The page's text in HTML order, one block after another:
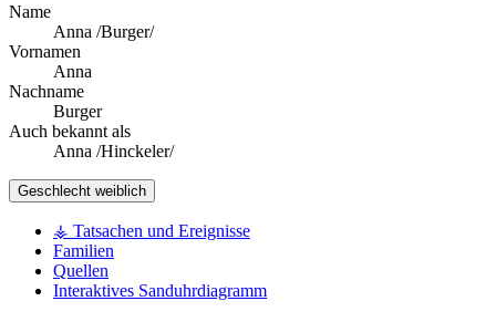
Name
Anna /Burger/
Vornamen
Anna
Nachname
Burger
Auch bekannt als
Anna /Hinckeler/
Geschlecht weiblich
⚶ Tatsachen und Ereignisse
Familien
Quellen
Interaktives Sanduhrdiagramm